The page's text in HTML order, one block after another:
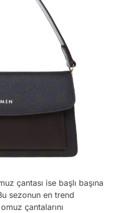
çantası ise başlı başına
sezonun en trend
çantalarını